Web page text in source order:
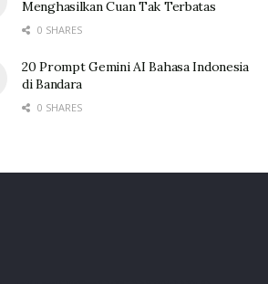
Menghasilkan Cuan Tak Terbatas
0 SHARES
20 Prompt Gemini AI Bahasa Indonesia
di Bandara
0 SHARES